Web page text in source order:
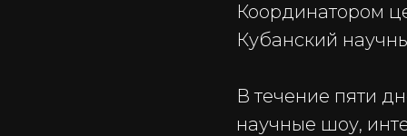
Координатором
Кубанский
В течение пяти
научные шоу,